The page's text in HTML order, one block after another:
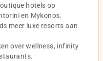
hotels op
en Mykonos.
meer luxe resorts aan
over wellness, infinity